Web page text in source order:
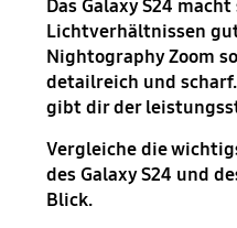
Das Galaxy S24
Lichtverhältnissen
Nightography Zoom
detailreich und
gibt dir der
Vergleiche die
des Galaxy S24 und
Blick.